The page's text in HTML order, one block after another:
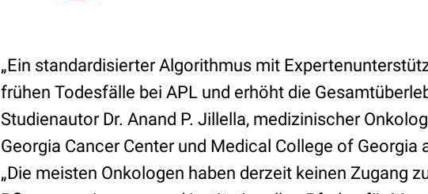
„Ein standardisierter Algorithmus mit
frühen Todesfälle bei APL und erhöht die
Studienautor Dr. Anand P. Jillella, medizinischer
Georgia Cancer Center und Medical College of Georgia
„Die meisten Onkologen haben derzeit keinen Zugang